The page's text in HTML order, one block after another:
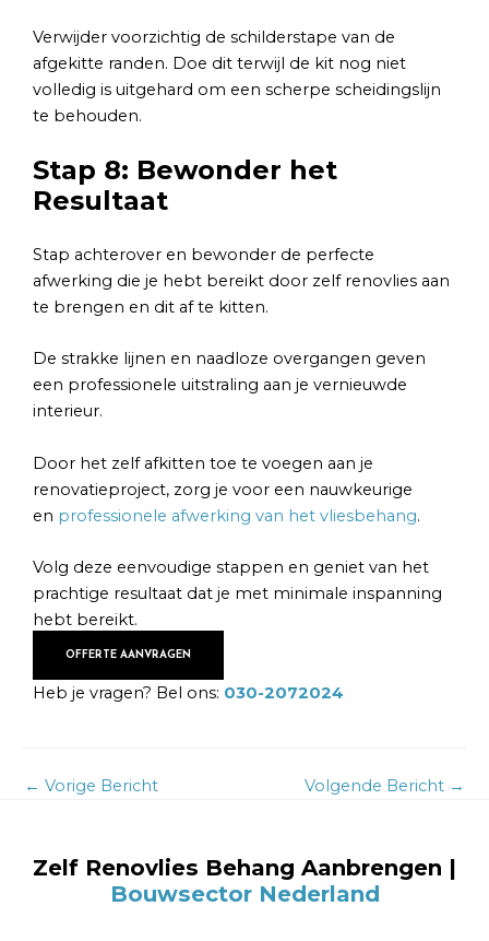
Verwijder voorzichtig de schilderstape van de
afgekitte randen. Doe dit terwijl de kit nog niet
volledig is uitgehard om een scherpe scheidingslijn
te behouden.
Stap 8: Bewonder het
Resultaat
Stap achterover en bewonder de perfecte
afwerking die je hebt bereikt door zelf renovlies aan
te brengen en dit af te kitten.
De strakke lijnen en naadloze overgangen geven
een professionele uitstraling aan je vernieuwde
interieur.
Door het zelf afkitten toe te voegen aan je
renovatieproject, zorg je voor een nauwkeurige
en professionele afwerking van het vliesbehang.
Volg deze eenvoudige stappen en geniet van het
prachtige resultaat dat je met minimale inspanning
hebt bereikt.
OFFERTE AANVRAGEN
Heb je vragen? Bel ons: 030-2072024
← Vorige Bericht Volgende Bericht →
Zelf Renovlies Behang Aanbrengen |
Bouwsector Nederland